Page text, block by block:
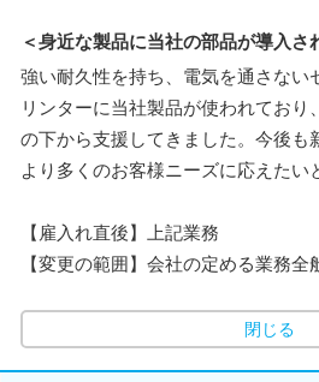
＜身近な製品に当社の部品が導入さ
強い耐久性を持ち、電気を通さない
リンターに当社製品が使われており
の下から支援してきました。今後も
より多くのお客様ニーズに応えたい
【雇入れ直後】上記業務
【変更の範囲】会社の定める業務全
閉じる